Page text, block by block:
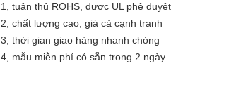
1, tuân thủ ROHS, được UL phê duyệt
2, chất lượng cao, giá cả cạnh tranh
3, thời gian giao hàng nhanh chóng
4, mẫu miễn phí có sẵn trong 2 ngày